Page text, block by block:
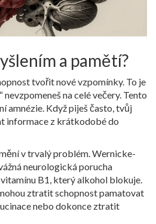
a pamětí?
tvořit nové vzpomínky. To je
nevzpomeneš na celé večery. Tento
amnézie . Když piješ často, tvůj
informace z krátkodobé do
v trvalý problém. Wernicke-
neurologická porucha
B1, který alkohol blokuje.
ztratit schopnost pamatovat
nebo dokonce ztratit